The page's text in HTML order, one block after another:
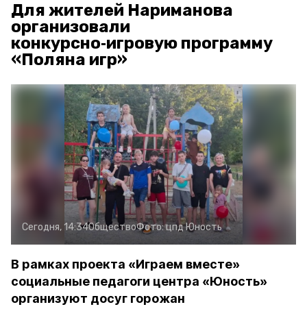
Для жителей Нариманова
организовали
конкурсно‑игровую программу
«Поляна игр»
Сегодня, 14:34ОбществоФото:цпд Юность
В рамках проекта «Играем вместе»
социальные педагоги центра «Юность»
организуют досуг горожан